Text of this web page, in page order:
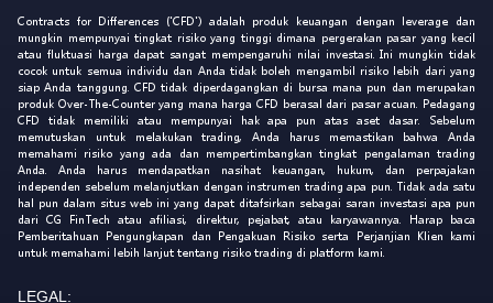
Contracts for Differences ('CFD') adalah produk keuangan dengan leverage dan
mungkin mempunyai tingkat risiko yang tinggi dimana pergerakan pasar yang kecil
atau fluktuasi harga dapat sangat mempengaruhi nilai investasi. Ini mungkin tidak
cocok untuk semua individu dan Anda tidak boleh mengambil risiko lebih dari yang
siap Anda tanggung. CFD tidak diperdagangkan di bursa mana pun dan merupakan
produk Over-The-Counter yang mana harga CFD berasal dari pasar acuan. Pedagang
CFD tidak memiliki atau mempunyai hak apa pun atas aset dasar. Sebelum
memutuskan untuk melakukan trading, Anda harus memastikan bahwa Anda
memahami risiko yang ada dan mempertimbangkan tingkat pengalaman trading
Anda. Anda harus mendapatkan nasihat keuangan, hukum, dan perpajakan
independen sebelum melanjutkan dengan instrumen trading apa pun. Tidak ada satu
hal pun dalam situs web ini yang dapat ditafsirkan sebagai saran investasi apa pun
dari CG FinTech atau afiliasi, direktur, pejabat, atau karyawannya. Harap baca
Pemberitahuan Pengungkapan dan Pengakuan Risiko serta Perjanjian Klien kami
untuk memahami lebih lanjut tentang risiko trading di platform kami.
LEGAL: